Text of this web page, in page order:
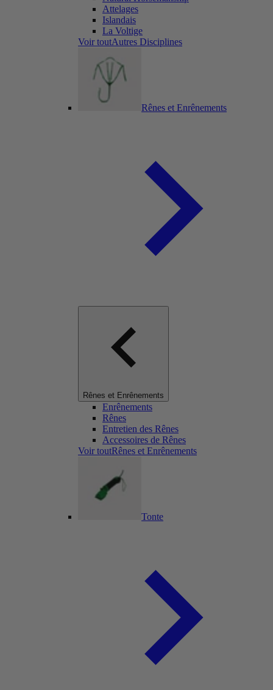
Attelages
Islandais
La Voltige
Voir toutAutres Disciplines
Rênes et Enrênements
Rênes et Enrênements
Enrênements
Rênes
Entretien des Rênes
Accessoires de Rênes
Voir toutRênes et Enrênements
Tonte